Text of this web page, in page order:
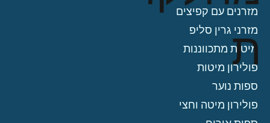
מזרנים עם קפיצים
מזרני גרין סליפ
מיטות מתכווננות
פולירון מיטות
ספות נוער
פולירון מיטה וחצי
ת